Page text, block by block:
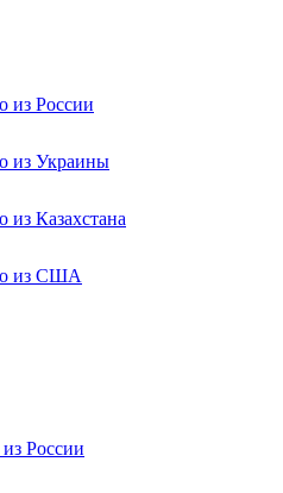
из России
из Украины
из Казахстана
из США
России